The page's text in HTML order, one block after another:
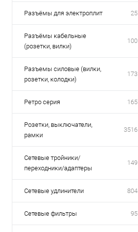
Разъёмы для электроплит 25
Разъёмы кабельные
(розетки, вилки)
100
Разъемы силовые (вилки,
розетки, колодки)
173
Ретро серия 165
Розетки, выключатели,
рамки
3516
Сетевые тройники/
переходники/адаптеры
149
Сетевые удлинители 804
Сетевые фильтры 95